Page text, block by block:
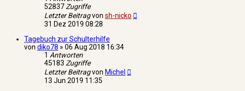
52837Zugriffe
Letzter Beitragvon sh-nicko
31 Dez 2019 08:28
Tagebuch zur Schulterhilfe
von diko78 » 06 Aug 2018 16:34
1 Antworten
45183 Zugriffe
Letzter Beitragvon Michel
13 Jun 2019 11:35